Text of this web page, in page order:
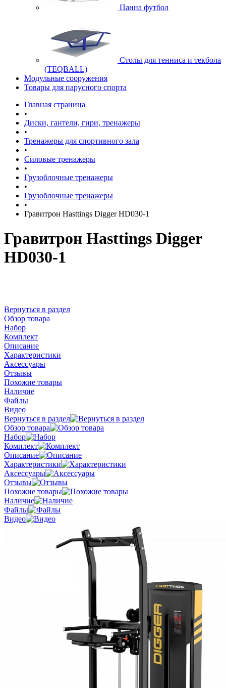
Панна футбол
Cтолы для тенниса и текбола
(TEQBALL)
Модульные сооружения
Товары для парусного спорта
Главная страница
•
Диски, гантели, гири, тренажеры
•
Тренажеры для спортивного зала
•
Силовые тренажеры
•
Грузоблочные тренажеры
•
Грузоблочные тренажеры
•
Гравитрон Hasttings Digger HD030-1
Гравитрон Hasttings Digger
HD030-1
Вернуться в раздел
Обзор товара
Набор
Комплект
Описание
Характеристики
Аксессуары
Отзывы
Похожие товары
Наличие
Файлы
Видео
Вернуться в раздел
Обзор товара
Набор
Комплект
Описание
Характеристики
Аксессуары
Отзывы
Похожие товары
Наличие
Файлы
Видео